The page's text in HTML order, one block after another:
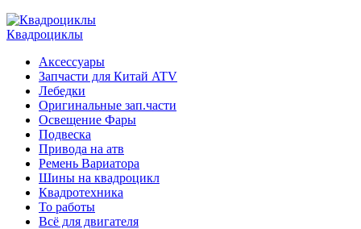
Квадроциклы
Аксессуары
Запчасти для Китай ATV
Лебедки
Оригинальные зап.части
Освещение Фары
Подвеска
Привода на атв
Ремень Вариатора
Шины на квадроцикл
Квадротехника
То работы
Всё для двигателя